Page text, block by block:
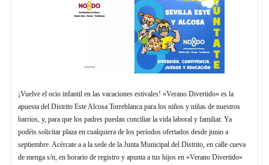
¡Vuelve el ocio infantil en las vacaciones estivales! «Verano Divertido» es la
apuesta del Distrito Este Alcosa Torreblanca para los niños y niñas de nuestros
barrios, y, para que los padres puedan conciliar la vida laboral y familiar. Ya
podéis solicitar plaza en cualquiera de los períodos ofertados desde junio a
septiembre. Acércate a a la sede de la Junta Municipal del Distrito, en calle cueva
de menga s/n, en horario de registro y apunta a tus hijos en «Verano Divertido»